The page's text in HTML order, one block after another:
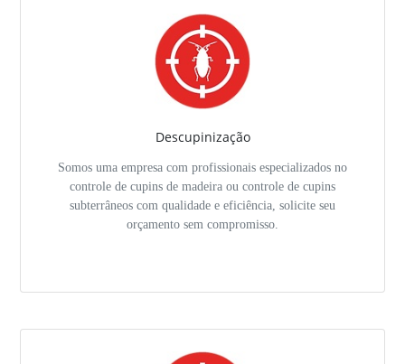
Descupinização
Somos uma empresa com profissionais especializados no
controle de cupins de madeira ou controle de cupins
subterrâneos com qualidade e eficiência, solicite seu
orçamento sem compromisso.